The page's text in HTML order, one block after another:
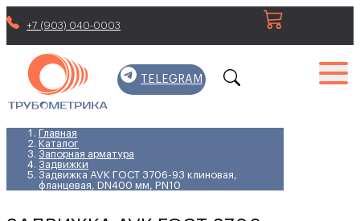
+7 (903) 040-0003
TELEGRAM
Главная
Каталог
Запорная арматура
Задвижки
Задвижка AVK ГОСТ 3706-93 клиновая,
фланцевая, DN400 мм, PN10